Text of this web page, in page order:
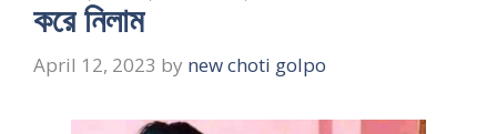
করে নিলাম
April 12, 2023 by new choti golpo